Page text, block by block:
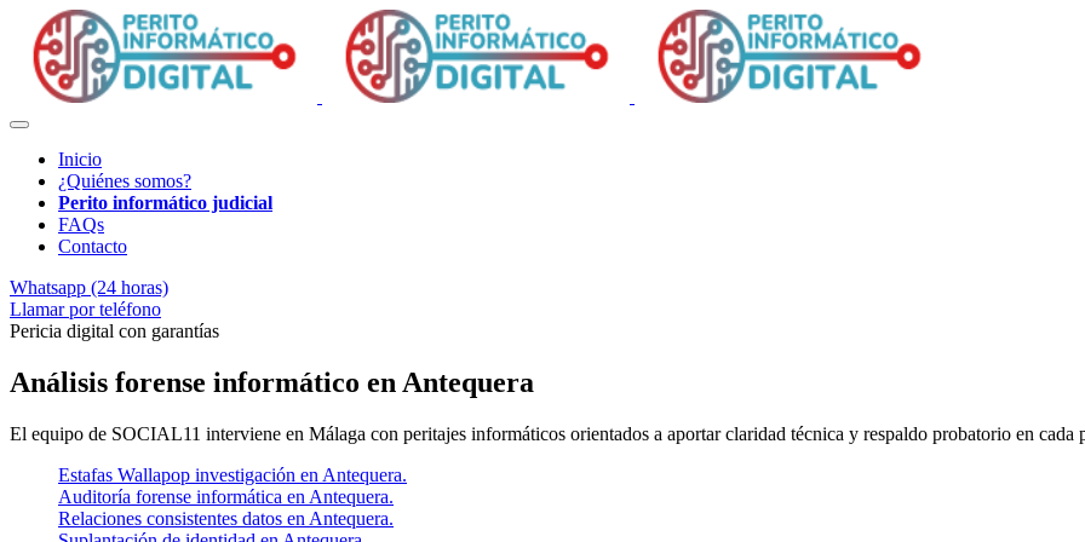
Inicio
¿Quiénes somos?
Perito informático judicial
FAQs
Contacto
Whatsapp (24 horas)
Llamar por teléfono
Pericia digital con garantías
Análisis forense informático en Antequera
El equipo de SOCIAL11 interviene en Málaga con peritajes informáticos orientados a aportar claridad técnica y respaldo probatorio en cada
Estafas Wallapop investigación en Antequera.
Auditoría forense informática en Antequera.
Relaciones consistentes datos en Antequera.